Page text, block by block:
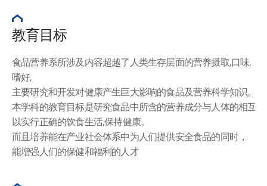
教育目标
食品营养系所涉及内容超越了人类生存层面的营养摄取,口味,
嗜好,
主要研究和开发对健康产生巨大影响的食品及营养科学知识。
本学科的教育目标是研究食品中所含的营养成分与人体的相互
以实行正确的饮食生活,保持健康。
而且培养能在产业社会体系中为人们提供安全食品的同时，
能增强人们的保健和福利的人才